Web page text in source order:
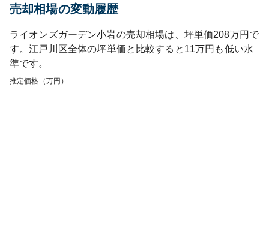
売却相場の変動履歴
ライオンズガーデン小岩の売却相場は、坪単価208万円で
す。江戸川区全体の坪単価と比較すると 11万円も低い水
準です。
推定価格（万円）